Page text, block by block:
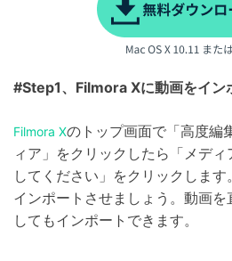
#Step1、Filmora Xに動画をイン
Filmora Xのトップ画面で「高度編
ィア」をクリックしたら「メデ
してください」をクリックしま
インポートさせましょう。動画
してもインポートできます。